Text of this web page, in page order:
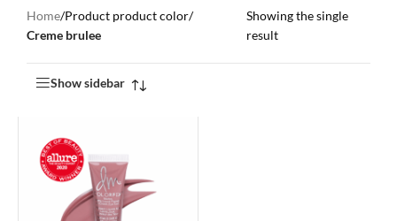
Home/Product product color/
Creme brulee
Showing the single
result
Show sidebar